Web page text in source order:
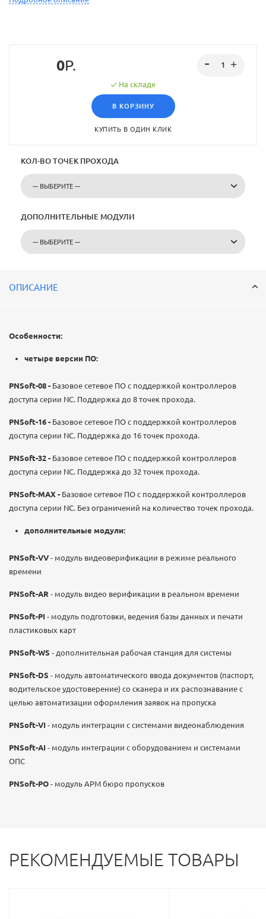
0Р.
На складе
В КОРЗИНУ
КУПИТЬ В ОДИН КЛИК
КОЛ-ВО ТОЧЕК ПРОХОДА
--- ВЫБЕРИТЕ ---
ДОПОЛНИТЕЛЬНЫЕ МОДУЛИ
--- ВЫБЕРИТЕ ---
ОПИСАНИЕ
Особенности:
четыре версии ПО:
PNSoft-08 - Базовое сетевое ПО с поддержкой контроллеров
доступа серии NC. Поддержка до 8 точек прохода.
PNSoft-16 - Базовое сетевое ПО с поддержкой контроллеров
доступа серии NC. Поддержка до 16 точек прохода.
PNSoft-32 - Базовое сетевое ПО с поддержкой контроллеров
доступа серии NC. Поддержка до 32 точек прохода.
PNSoft-MAX - Базовое сетевое ПО с поддержкой контроллеров
доступа серии NC. Без ограничений на количество точек прохода.
дополнительные модули:
PNSoft-VV - модуль видеоверификации в режиме реального
времени
PNSoft-AR - модуль видео верификации в реальном времени
PNSoft-PI - модуль подготовки, ведения базы данных и печати
пластиковых карт
PNSoft-WS - дополнительная рабочая станция для системы
PNSoft-DS - модуль автоматического ввода документов (паспорт,
водительское удостоверение) со сканера и их распознавание с
целью автоматизации оформления заявок на пропуска
PNSoft-VI - модуль интеграции с системами видеонаблюдения
PNSoft-AI - модуль интеграции с оборудованием и системами
ОПС
PNSoft-PO - модуль АРМ бюро пропусков
РЕКОМЕНДУЕМЫЕ ТОВАРЫ